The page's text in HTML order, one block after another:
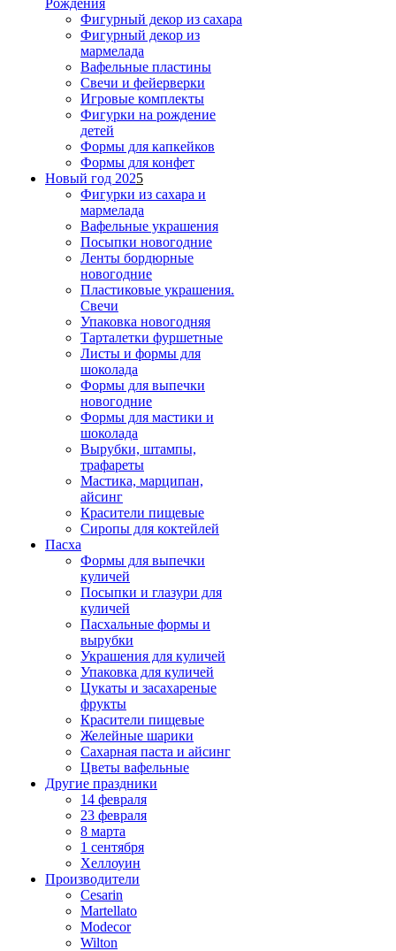
Фигурный декор из сахара
Фигурный декор из
мармелада
Вафельные пластины
Свечи и фейерверки
Игровые комплекты
Фигурки на рождение
детей
Формы для капкейков
Формы для конфет
Новый год 2025
Фигурки из сахара и
мармелада
Вафельные украшения
Посыпки новогодние
Ленты бордюрные
новогодние
Пластиковые украшения.
Свечи
Упаковка новогодняя
Тарталетки фуршетные
Листы и формы для
шоколада
Формы для выпечки
новогодние
Формы для мастики и
шоколада
Вырубки, штампы,
трафареты
Мастика, марципан,
айсинг
Красители пищевые
Сиропы для коктейлей
Пасха
Формы для выпечки
куличей
Посыпки и глазури для
куличей
Пасхальные формы и
вырубки
Украшения для куличей
Упаковка для куличей
Цукаты и засахареные
фрукты
Красители пищевые
Желейные шарики
Сахарная паста и айсинг
Цветы вафельные
Другие праздники
14 февраля
23 февраля
8 марта
1 сентября
Хеллоуин
Производители
Cesarin
Martellato
Modecor
Wilton